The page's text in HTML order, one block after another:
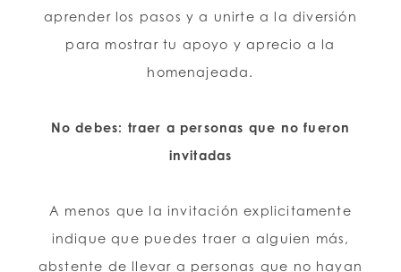
aprender los pasos y a unirte a la diversión
para mostrar tu apoyo y aprecio a la
homenajeada.
No debes: traer a personas que no fueron
invitadas
A menos que la invitación explicitamente
indique que puedes traer a alguien más,
abstente de llevar a personas que no hayan